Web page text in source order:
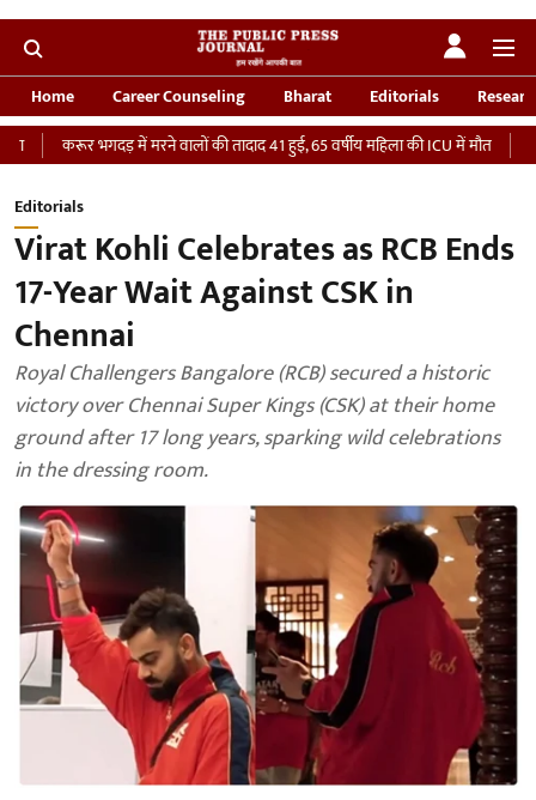
Home Career Counseling Bharat Editorials
भगदड़ में मरने वालों की तादाद 41 हुई, 65 वर्षीय महिला की ICU में मौत
‘भारतीय सेना
Editorials
Virat Kohli Celebrates as RCB Ends
17-Year Wait Against CSK in
Chennai
Royal Challengers Bangalore (RCB) secured a historic
victory over Chennai Super Kings (CSK) at their home
ground after 17 long years, sparking wild celebrations
in the dressing room.